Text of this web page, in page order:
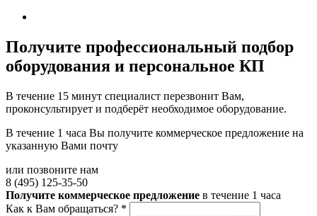
Получите профессиональный подбор
оборудования и персональное КП
В течение 15 минут специалист перезвонит Вам,
проконсультирует и подберёт необходимое оборудование.
В течение 1 часа Вы получите коммерческое предложение на
указанную Вами почту
или позвоните нам
8 (495) 125-35-50
Получите коммерческое предложение в течение 1 часа
Как к Вам обращаться? *